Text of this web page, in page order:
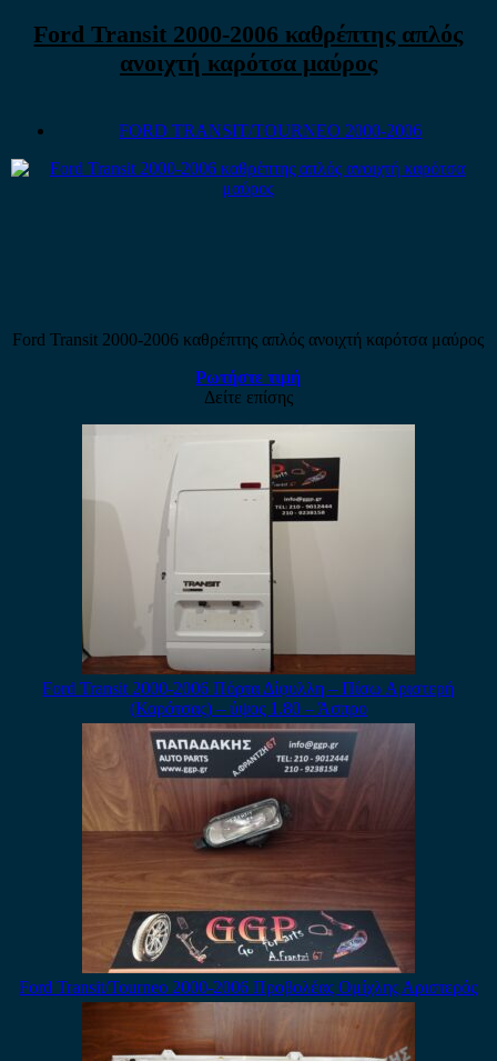
Ford Transit 2000-2006 καθρέπτης απλός
ανοιχτή καρότσα μαύρος
FORD TRANSIT/TOURNEO 2000-2006
Ford Transit 2000-2006 καθρέπτης απλός ανοιχτή καρότσα μαύρος
Ρωτήστε τιμή
Δείτε επίσης
Ford Transit 2000-2006 Πόρτα Δίφυλλη – Πίσω Αριστερή
(Καρότσας) – ύψος 1.80 – Άσπρο
Ford Transit/Tourneo 2000-2006 Προβολέας Ομίχλης Αριστερός